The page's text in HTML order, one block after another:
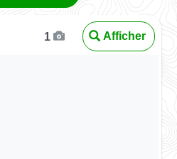
1 Afficher